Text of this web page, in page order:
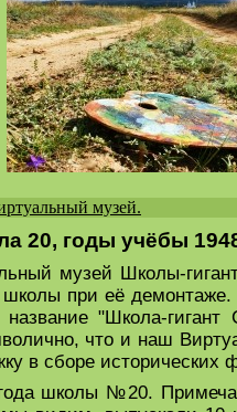
музей.
20, годы учёбы
музей Школы-
при её
"Школа-гигант
что и наш
в сборе исторических
школы №20.